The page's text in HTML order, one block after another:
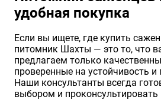
удобная покупка
Если вы ищете, где купить
питомник Шахты — это то, что
предлагаем только
проверенные на устойчивость и
Наши консультанты всегда
выбором и